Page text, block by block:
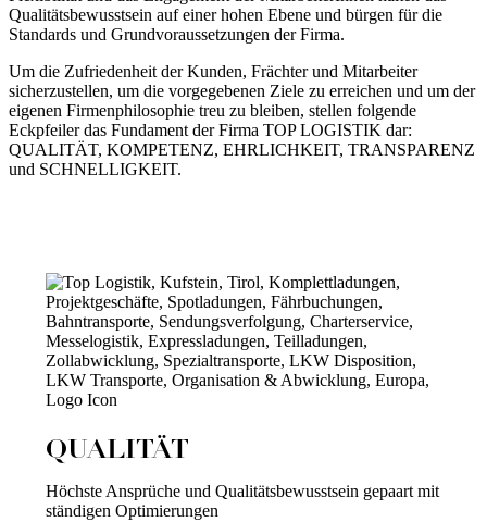
Qualitätsbewusstsein auf einer hohen Ebene und bürgen für die
Standards und Grundvoraussetzungen der Firma.
Um die Zufriedenheit der Kunden, Frächter und Mitarbeiter
sicherzustellen, um die vorgegebenen Ziele zu erreichen und um der
eigenen Firmenphilosophie treu zu bleiben, stellen folgende
Eckpfeiler das Fundament der Firma TOP LOGISTIK dar:
QUALITÄT, KOMPETENZ, EHRLICHKEIT, TRANSPARENZ
und SCHNELLIGKEIT.
QUALITÄT
Höchste Ansprüche und Qualitätsbewusstsein gepaart mit
ständigen Optimierungen